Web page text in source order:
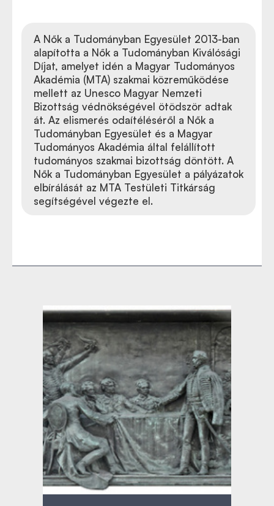
A Nők a Tudományban Egyesület 2013-ban
alapította a Nők a Tudományban Kiválósági
Díjat, amelyet idén a Magyar Tudományos
Akadémia (MTA) szakmai közreműködése
mellett az Unesco Magyar Nemzeti
Bizottság védnökségével ötödször adtak
át. Az elismerés odaítéléséről a Nők a
Tudományban Egyesület és a Magyar
Tudományos Akadémia által felállított
tudományos szakmai bizottság döntött. A
Nők a Tudományban Egyesület a pályázatok
elbírálását az MTA Testületi Titkárság
segítségével végezte el.